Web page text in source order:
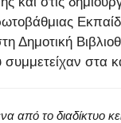
συμμετείχαν στα
το διαδίκτυο